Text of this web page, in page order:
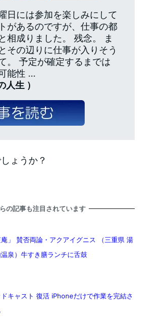
日には参加を楽しみにして
があるのですが、仕事の都
相成りました。 残念。 ま
その辺りに仕事が入りそう
。 予定が確定するまでは
能性 …
人生 ）
ょうか？
の記事も注目されています
庵」 賛否両論・アクアイグニス （三重県 湯
泉）牛すき膳ランチに舌鼓
ドキャスト 復活 iPhoneだけで作業を完結さ